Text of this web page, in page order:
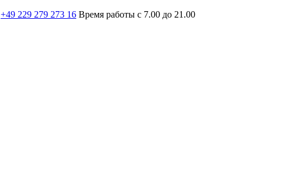
+49 229 279 273 16 Время работы с 7.00 до 21.00